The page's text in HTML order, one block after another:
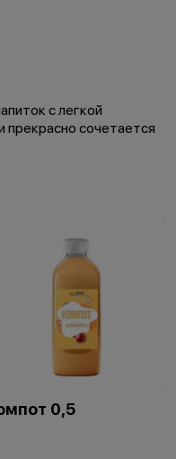
с легкой
прекрасно сочетается
0,5